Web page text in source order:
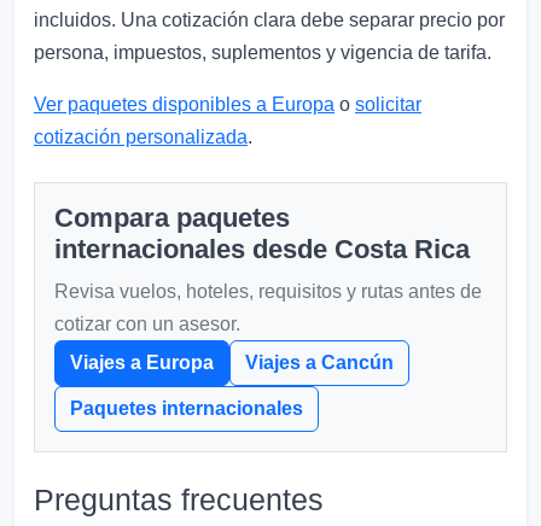
incluidos. Una cotización clara debe separar precio por
persona, impuestos, suplementos y vigencia de tarifa.
Ver paquetes disponibles a Europa o solicitar
cotización personalizada.
Compara paquetes
internacionales desde Costa Rica
Revisa vuelos, hoteles, requisitos y rutas antes de
cotizar con un asesor.
Viajes a Europa
Viajes a Cancún
Paquetes internacionales
Preguntas frecuentes